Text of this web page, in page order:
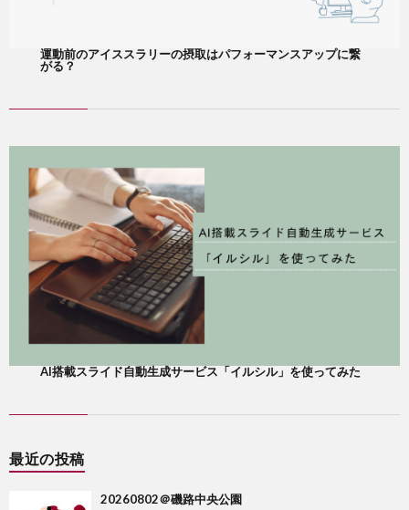
運動前のアイススラリーの摂取はパフォーマンスアップに繋
がる？
AI搭載スライド自動生成サービス「イルシル」を使ってみた
最近の投稿
20260802＠磯路中央公園